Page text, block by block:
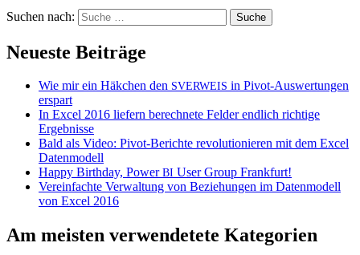
Suchen nach:
Neueste Beiträge
Wie mir ein Häkchen den SVERWEIS in Pivot-Auswertungen
erspart
In Excel 2016 liefern berechnete Felder endlich richtige
Ergebnisse
Bald als Video: Pivot-Berichte revolutionieren mit dem Excel
Datenmodell
Happy Birthday, PowerBI User Group Frankfurt!
Vereinfachte Verwaltung von Beziehungen im Datenmodell
von Excel 2016
Am meisten verwendetete Kategorien